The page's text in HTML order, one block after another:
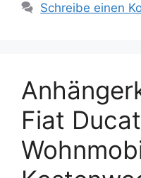
Schreibe einen
Fiat